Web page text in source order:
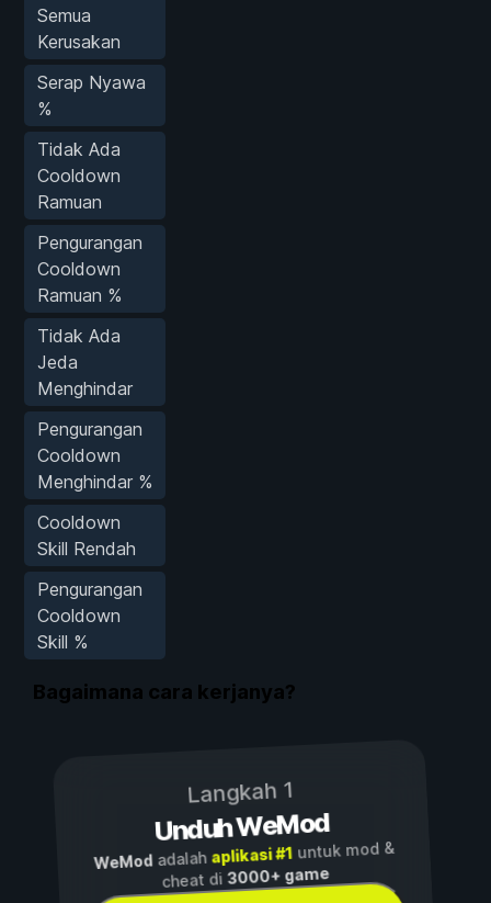
Semua
Kerusakan
Serap Nyawa
%
Tidak Ada
Cooldown
Ramuan
Pengurangan
Cooldown
Ramuan %
Tidak Ada
Jeda
Menghindar
Pengurangan
Cooldown
Menghindar %
Cooldown
Skill Rendah
Pengurangan
Cooldown
Skill %
Bagaimana cara kerjanya?
Langkah 1
Unduh WeMod
WeModadalah aplikasi #1untuk mod &
cheat di3000+ game